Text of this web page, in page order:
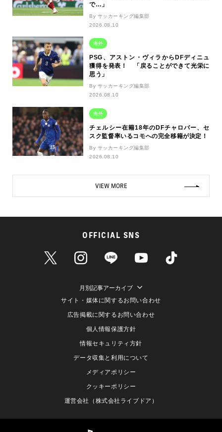
で…」
By サッカーキング編集部
2026.08.10
海外
PSG、アストン・ヴィラからDFディニュ
獲得を発表！ 「戻ることができて光栄に
思う」
By サッカーキング編集部
2026.08.10
海外
チェルシー在籍18年のDFチャロバー、セ
スク監督率いるコモへの完全移籍が決定！
By サッカーキング編集部
2026.08.10
VIEW MORE
OFFICIAL SNS
月別記事アーカイブ
サイト・媒体に関するお問い合わせ
広告掲載に関するお問い合わせ
個人情報保護方針
情報セキュリティ方針
データ収集と利用について
メディアポリシー
クッキーポリシー
運営会社（株式会社ライブドア）